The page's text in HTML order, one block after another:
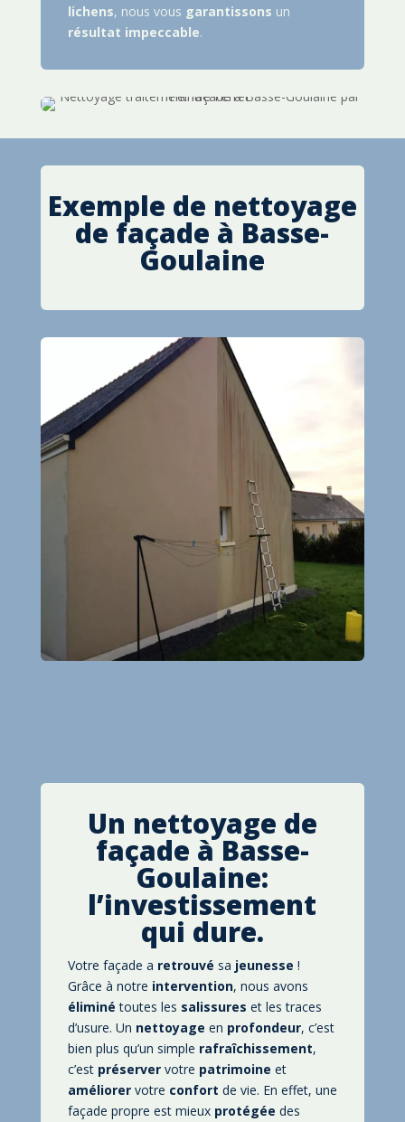
lichens, nous vous garantissons un
résultat impeccable.
Exemple de nettoyage
de façade à Basse-
Goulaine
Un nettoyage de
façade àBasse-
Goulaine:
l’investissement
qui dure.
Votre façade a retrouvé sa jeunesse !
Grâce à notre intervention, nous avons
éliminé toutes les salissures et les traces
d’usure. Un nettoyage en profondeur, c’est
bien plus qu’un simple rafraîchissement,
c’est préservervotre patrimoine et
améliorervotre confort de vie. En effet, une
façade propre est mieux protégée des